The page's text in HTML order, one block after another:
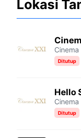
Lokasi
Cinema
Ditutup
Hello
Cinema
Ditutup